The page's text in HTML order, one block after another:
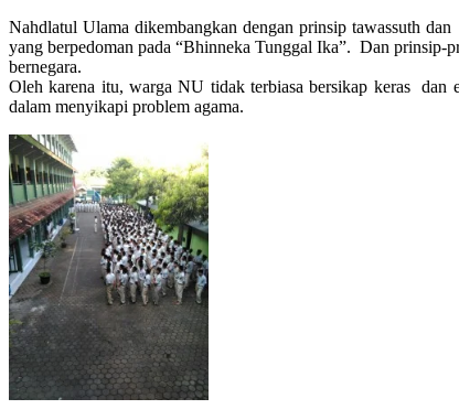
Nahdlatul Ulama dikembangkan dengan prinsip tawassuth
yang berpedoman pada “Bhinneka Tunggal Ika”. Dan prinsip-
bernegara.
Oleh karena itu, warga NU tidak terbiasa bersikap keras dan
dalam menyikapi problem agama.